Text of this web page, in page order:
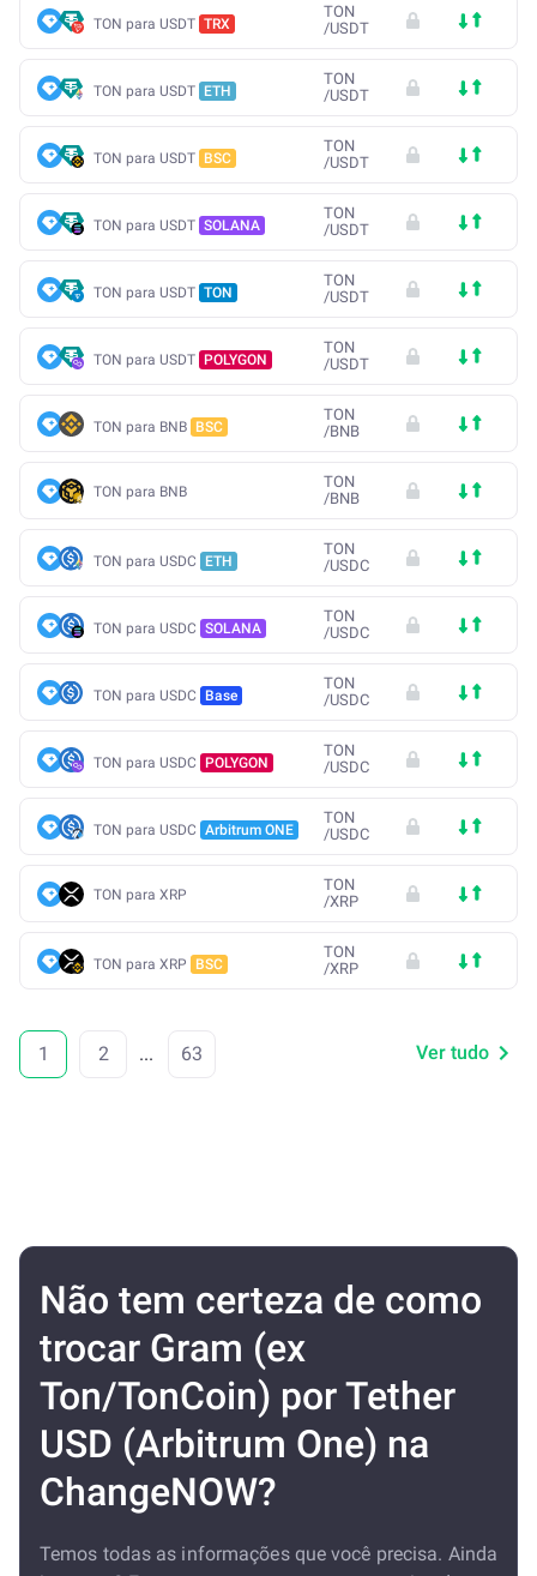
TON para USDT TRX
TON
/USDT
TON para USDT ETH
TON
/USDT
TON para USDT BSC
TON
/USDT
TON para USDT SOLANA
TON
/USDT
TON para USDT TON
TON
/USDT
TON para USDT POLYGON
TON
/USDT
TON para BNB BSC
TON
/BNB
TON para BNB
TON
/BNB
TON para USDC ETH
TON
/USDC
TON para USDC SOLANA
TON
/USDC
TON para USDC Base
TON
/USDC
TON para USDC POLYGON
TON
/USDC
TON para USDC Arbitrum ONE
TON
/USDC
TON para XRP
TON
/XRP
TON para XRP BSC
TON
/XRP
1 2 ... 63 Ver tudo
Não tem certeza de como
trocar Gram (ex
Ton/TonCoin) por Tether
USD (Arbitrum One) na
ChangeNOW?
Temos todas as informações que você precisa. Ainda